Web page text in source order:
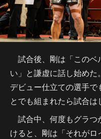
試合後、剛は「このベ
い」と謙虚に話し始めた
デビュー仕立ての選手
とでも組まれたら試合は
試合中、何度もグラつ
けると、剛は「それが